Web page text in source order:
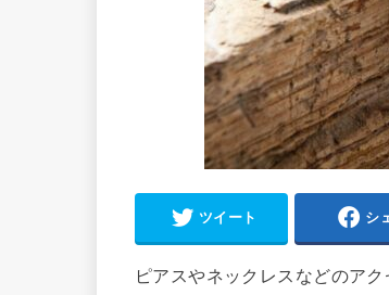
ツイート シ
ピアスやネックレスなどのア